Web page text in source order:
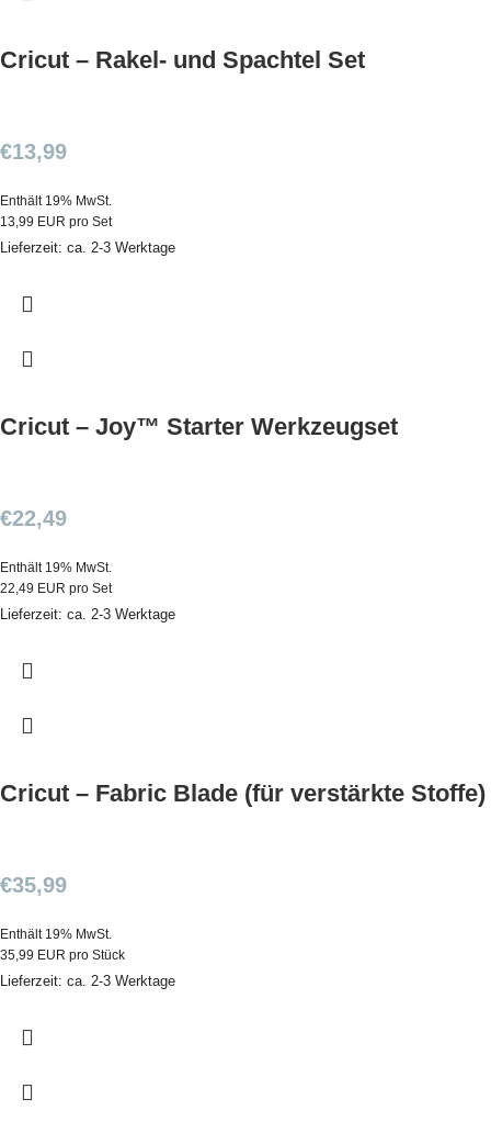
Cricut – Rakel- und Spachtel Set
€13,99
Enthält 19% MwSt.
13,99 EUR pro Set
Lieferzeit: ca. 2-3 Werktage
Cricut – Joy™ Starter Werkzeugset
€22,49
Enthält 19% MwSt.
22,49 EUR pro Set
Lieferzeit: ca. 2-3 Werktage
Cricut – Fabric Blade (für verstärkte Stoffe)
€35,99
Enthält 19% MwSt.
35,99 EUR pro Stück
Lieferzeit: ca. 2-3 Werktage